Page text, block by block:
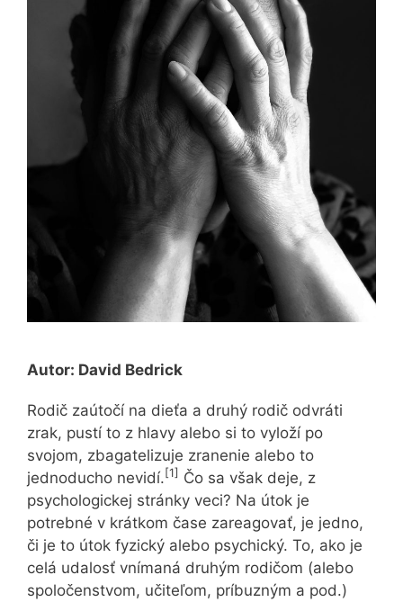
Autor: David Bedrick
Rodič zaútočí na dieťa a druhý rodič odvráti
zrak, pustí to z hlavy alebo si to vyloží po
svojom, zbagatelizuje zranenie alebo to
jednoducho nevidí.[1] Čo sa však deje, z
psychologickej stránky veci? Na útok je
potrebné v krátkom čase zareagovať, je jedno,
či je to útok fyzický alebo psychický. To, ako je
celá udalosť vnímaná druhým rodičom (alebo
spoločenstvom, učiteľom, príbuzným a pod.)